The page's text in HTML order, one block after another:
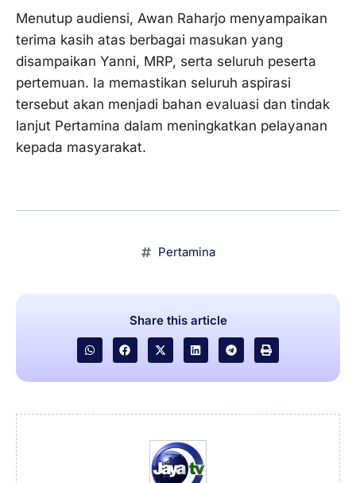
Menutup audiensi, Awan Raharjo menyampaikan
terima kasih atas berbagai masukan yang
disampaikan Yanni, MRP, serta seluruh peserta
pertemuan. Ia memastikan seluruh aspirasi
tersebut akan menjadi bahan evaluasi dan tindak
lanjut Pertamina dalam meningkatkan pelayanan
kepada masyarakat.
Pertamina
Share this article